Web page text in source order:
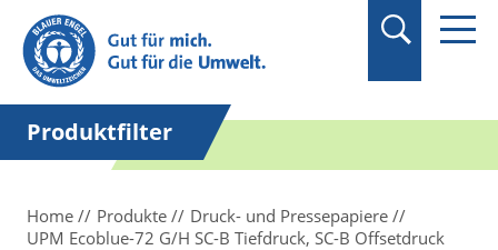
Suchbegriff in
Anführungszeichen
setzen.
Produktfilter
Home Produkte
Druck- und Pressepapiere
UPM Ecoblue-72 G/H SC-B Tiefdruck, SC-B Offsetdruck